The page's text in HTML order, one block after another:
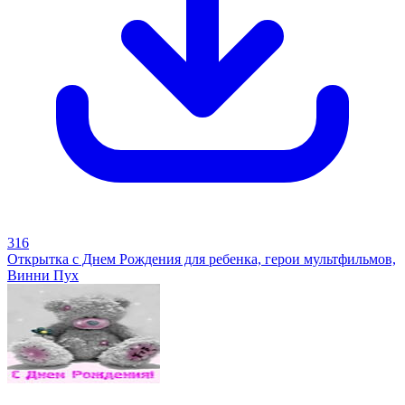
316
Открытка с Днем Рождения для ребенка, герои мультфильмов,
Винни Пух